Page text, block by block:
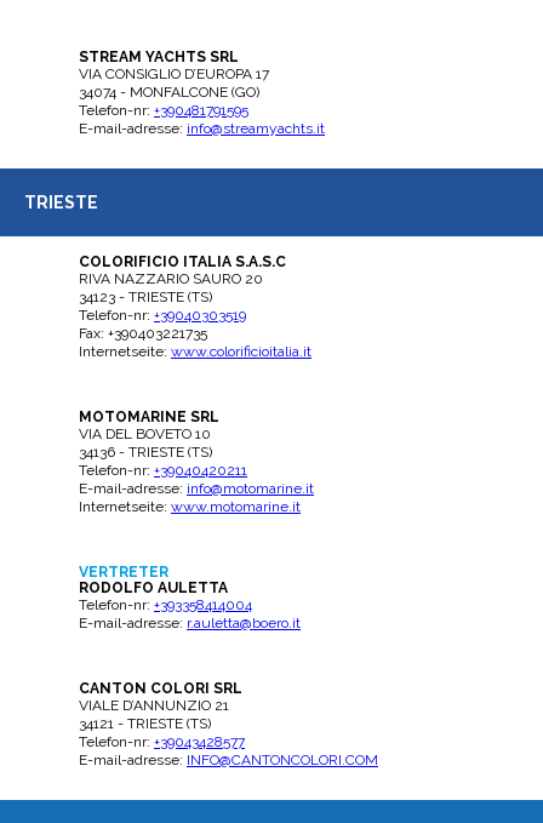
STREAM YACHTS SRL
VIA CONSIGLIO D’EUROPA 17
34074 - MONFALCONE (GO)
Telefon-nr: +390481791595
E-mail-adresse: info@streamyachts.it
TRIESTE
COLORIFICIO ITALIA S.A.S.C
RIVA NAZZARIO SAURO 20
34123 - TRIESTE (TS)
Telefon-nr: +39040303519
Fax: +390403221735
Internetseite: www.colorificioitalia.it
MOTOMARINE SRL
VIA DEL BOVETO 10
34136 - TRIESTE (TS)
Telefon-nr: +39040420211
E-mail-adresse: info@motomarine.it
Internetseite: www.motomarine.it
VERTRETER
RODOLFO AULETTA
Telefon-nr: +393358414004
E-mail-adresse: r.auletta@boero.it
CANTON COLORI SRL
VIALE D’ANNUNZIO 21
34121 - TRIESTE (TS)
Telefon-nr: +39043428577
E-mail-adresse: INFO@CANTONCOLORI.COM